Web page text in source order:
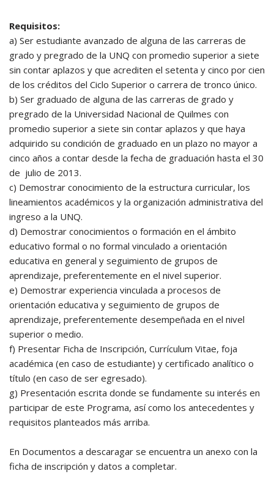
Requisitos:
a) Ser estudiante avanzado de alguna de las carreras de
grado y pregrado de la UNQ con promedio superior a siete
sin contar aplazos y que acrediten el setenta y cinco por cien
de los créditos del Ciclo Superior o carrera de tronco único.
b) Ser graduado de alguna de las carreras de grado y
pregrado de la Universidad Nacional de Quilmes con
promedio superior a siete sin contar aplazos y que haya
adquirido su condición de graduado en un plazo no mayor a
cinco años a contar desde la fecha de graduación hasta el 30
de julio de 2013.
c) Demostrar conocimiento de la estructura curricular, los
lineamientos académicos y la organización administrativa del
ingreso a la UNQ.
d) Demostrar conocimientos o formación en el ámbito
educativo formal o no formal vinculado a orientación
educativa en general y seguimiento de grupos de
aprendizaje, preferentemente en el nivel superior.
e) Demostrar experiencia vinculada a procesos de
orientación educativa y seguimiento de grupos de
aprendizaje, preferentemente desempeñada en el nivel
superior o medio.
f) Presentar Ficha de Inscripción, Currículum Vitae, foja
académica (en caso de estudiante) y certificado analítico o
título (en caso de ser egresado).
g) Presentación escrita donde se fundamente su interés en
participar de este Programa, así como los antecedentes y
requisitos planteados más arriba.
En Documentos a descaragar se encuentra un anexo con la
ficha de inscripción y datos a completar.